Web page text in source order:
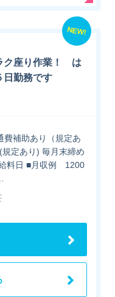
NEW!
ク座り作業！ は
勤務です
費補助あり（規定あ
規定あり) 毎月末締め
料日 ■月収例 1200